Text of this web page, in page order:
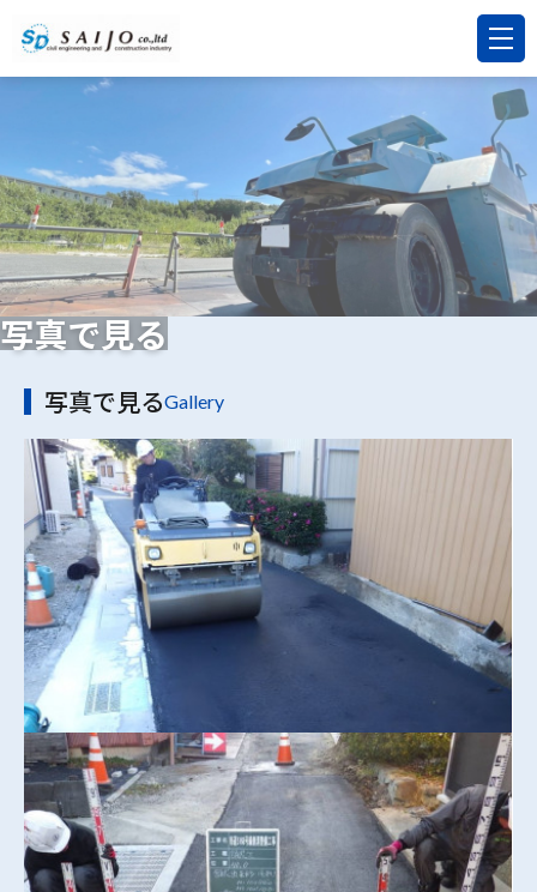
写真で見る
写真で見るGallery